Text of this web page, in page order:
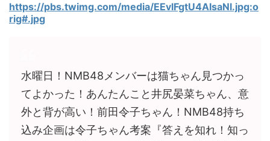
https://pbs.twimg.com/media/EEvlFgtU4AIsaNl.jpg:o
rig#.jpg
水曜日！NMB48メンバーは猫ちゃん見つかっ
てよかった！あんたんこと井尻晏菜ちゃん、意
外と背が高い！前田令子ちゃん！NMB48持ち
込み企画は令子ちゃん考案『答えを知れ！知っ